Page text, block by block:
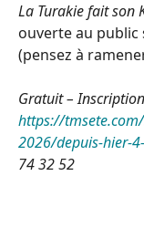
La Turakie fait son
ouverte au public
(pensez à
Gratuit –
https://
2026/depuis-hier-
74 32 52